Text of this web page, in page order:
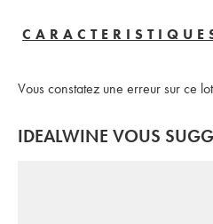
Vous constatez une erreur sur ce
IDEALWINE VOUS